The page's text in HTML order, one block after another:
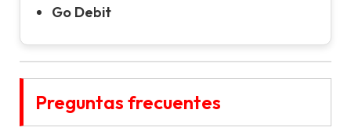
Go Debit
Preguntas frecuentes